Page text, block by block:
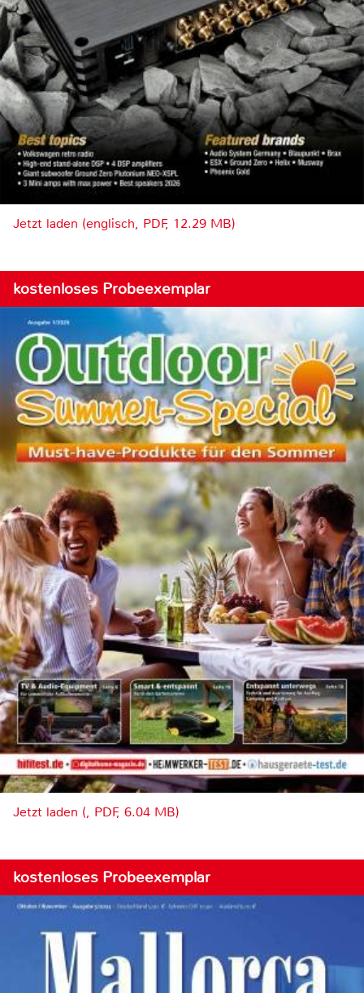
Jetzt laden (englisch, PDF, 12.29 MB)
kostenloses Probeexemplar
Jetzt laden (, PDF, 6.04 MB)
kostenloses Probeexemplar